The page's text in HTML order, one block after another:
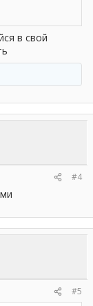
в свой
#4
#5